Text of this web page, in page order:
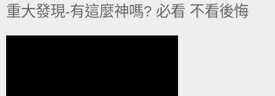
重大發現-有這麼神嗎? 必看 不看後悔